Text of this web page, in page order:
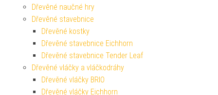
Dřevěné naučné hry
Dřevěné stavebnice
Dřevěné kostky
Dřevěné stavebnice Eichhorn
Dřevěné stavebnice Tender Leaf
Dřevěné vláčky a vláčkodráhy
Dřevěné vláčky BRIO
Dřevěné vláčky Eichhorn